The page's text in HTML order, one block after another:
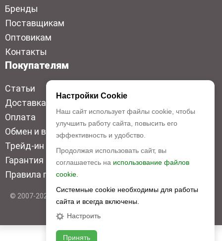
Бренды
Поставщикам
Оптовикам
Контакты
Покупателям
Статьи
Доставка
Оплата
Обмен и возврат
Трейд-ин
Гарантия низкой цены
Правила продажи
© 2007-2026 Top Disc. Все права защищены
Настройки Cookie
Наш сайт использует файлы cookie, чтобы
улучшить работу сайта, повысить его
эффективность и удобство.
Продолжая использовать сайт, вы
соглашаетесь на использование файлов
cookie.
Системные cookie необходимы для работы
сайта и всегда включены.
Настроить
Принять